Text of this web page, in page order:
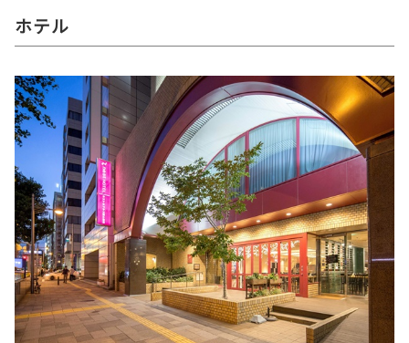
ホテル